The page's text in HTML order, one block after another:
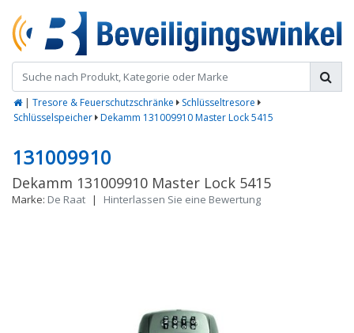
| Tresore & Feuerschutzschränke
Schlüsseltresore
Schlüsselspeicher Dekamm 131009910 Master Lock 5415
131009910
Dekamm 131009910 Master Lock 5415
Marke: De Raat | Hinterlassen Sie eine Bewertung